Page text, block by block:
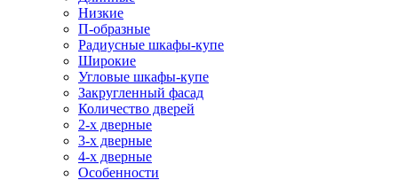
Низкие
П-образные
Радиусные шкафы-купе
Широкие
Угловые шкафы-купе
Закругленный фасад
Количество дверей
2-х дверные
3-х дверные
4-х дверные
Особенности